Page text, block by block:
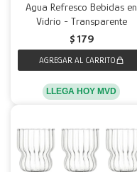
Agua Refresco Bebidas en
Vidrio - Transparente
$ 179
LLEGA HOY MVD